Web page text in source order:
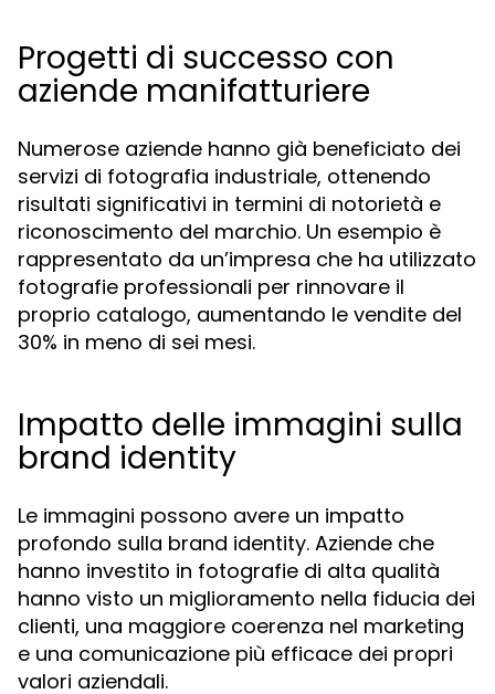
Progetti di successo con
aziende manifatturiere
Numerose aziende hanno già beneficiato dei
servizi di fotografia industriale, ottenendo
risultati significativi in termini di notorietà e
riconoscimento del marchio. Un esempio è
rappresentato da un’impresa che ha utilizzato
fotografie professionali per rinnovare il
proprio catalogo, aumentando le vendite del
30% in meno di sei mesi.
Impatto delle immagini sulla
brand identity
Le immagini possono avere un impatto
profondo sulla brand identity. Aziende che
hanno investito in fotografie di alta qualità
hanno visto un miglioramento nella fiducia dei
clienti, una maggiore coerenza nel marketing
e una comunicazione più efficace dei propri
valori aziendali.